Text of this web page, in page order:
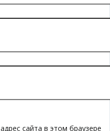
сайта в этом браузере